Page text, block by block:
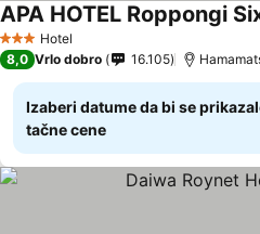
3 Zvezdice
Hotel
APA HOTEL Roppongi
8,0 Vrlo dobro 16.105
Izaberi datume da bi se
tačne cene